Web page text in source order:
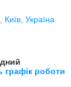
Україна
графік роботи